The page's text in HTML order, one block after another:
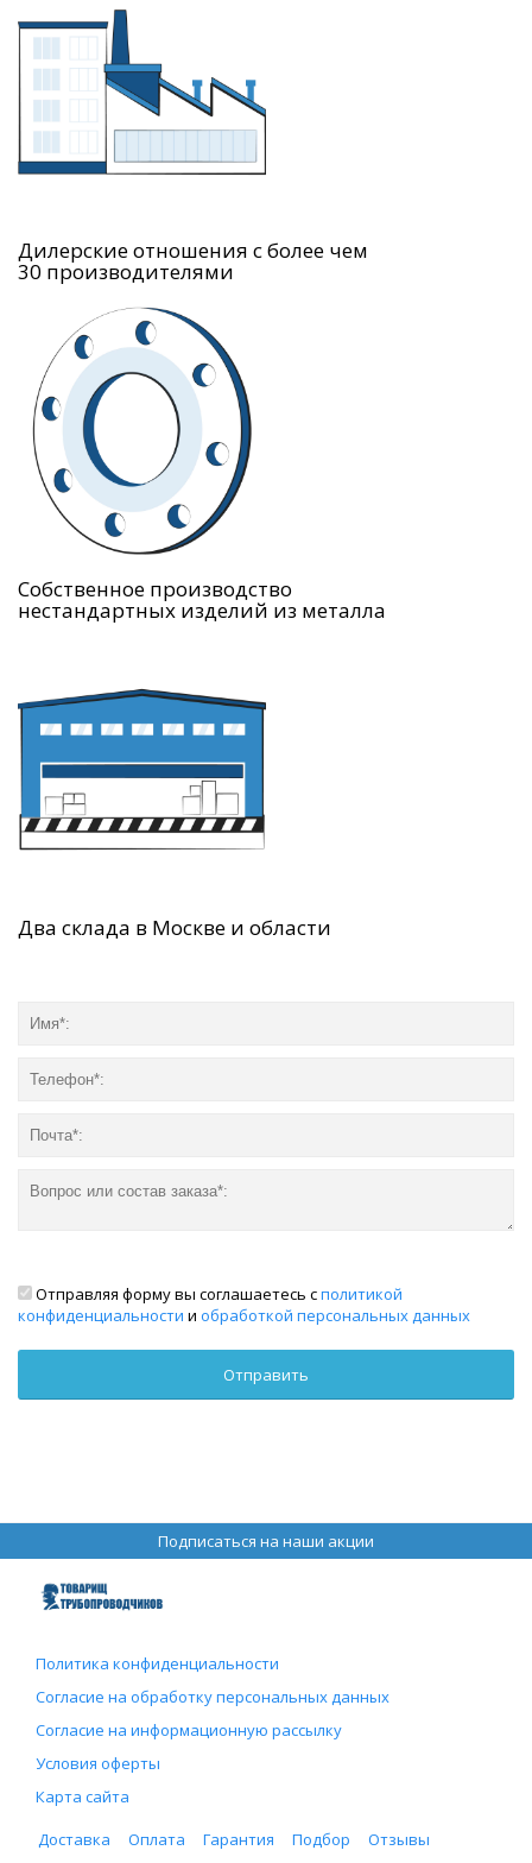
Дилерские отношения с более чем
30 производителями
Собственное производство
нестандартных изделий из металла
Два склада в Москве и области
Отправляя форму вы соглашаетесь сполитикой
конфиденциальности и обработкой персональных данных
Подписаться на наши акции
Политика конфиденциальности
Согласие на обработку персональных данных
Согласие на информационную рассылку
Условия оферты
Карта сайта
Доставка
Оплата Гарантия Подбор
Отзывы